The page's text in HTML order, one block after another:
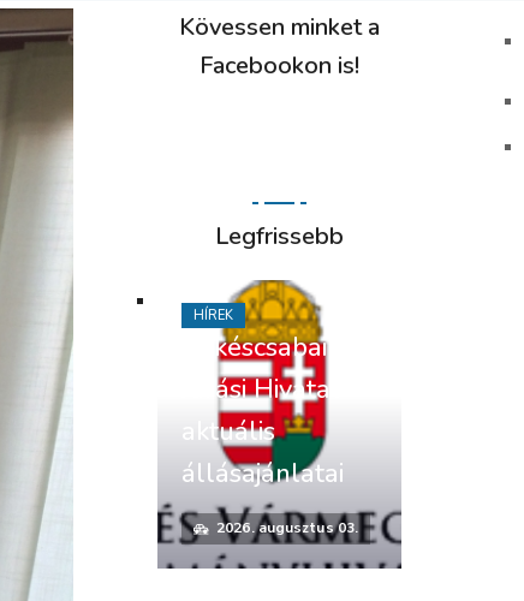
Kövessen minket a
Facebookon is!
Legfrissebb
Békéscsabai
Járási Hivatal
aktuális
állásajánlatai
2026. augusztus 03.
HÍREK